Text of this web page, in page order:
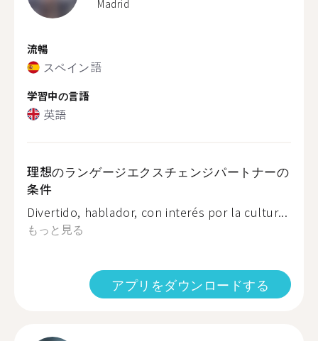
Madrid
流暢
スペイン語
学習中の言語
英語
理想のランゲージエクスチェンジパートナーの
条件
Divertido, hablador, con interés por la cultur...
もっと見る
アプリをダウンロードする